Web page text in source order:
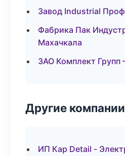
Завод Industrial
Фабрика Пак
Махачкала
ЗАО Комплект Групп
Другие компании
ИП Кар Detail -